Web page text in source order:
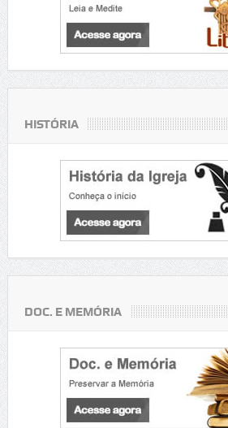
HISTÓRIA
DOC. E MEMÓRIA